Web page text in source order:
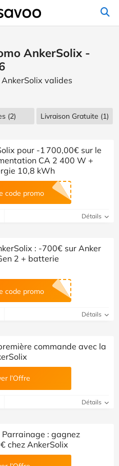
AnkerSolix -
valides
(2) Livraison Gratuite (1)
pour -1 700,00€ sur le
CA 2 400 W +
10,8 kWh
code promo
Détails
: -700€ sur Anker
2 + batterie
code promo
Détails
commande avec la
l’Offre
Détails
: gagnez
chez AnkerSolix